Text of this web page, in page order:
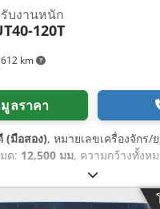
km
บงานหนัก
120T
ลราคา
(มือสอง), หมายเลขเครื่องจักร/
ด: 12,500 มม, ความกว้างทั้งห
9,200 กก.